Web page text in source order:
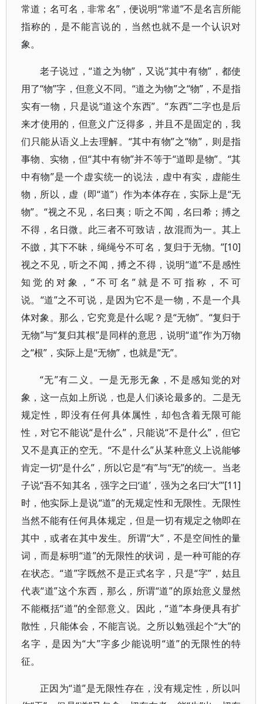
常道；名可名，非常名”，便说明“常道”不是名言所能
指称的，是不能言说的，当然也就不是一个认识对
象。
老子说过，“道之为物”，又说“其中有物”，都使
用了“物”字，但意义不同。“道之为物”之“物”，不是指
实有一物，只是说“道这个东西”。“东西”二字也是后
来才使用的，但意义广泛得多，并且不是固定的，我
们只能从语义上去理解。“其中有物”之“物”，则是指
事物、实物，但“其中有物”并不等于“道即是物”。“其
中有物”是一个虚实统一的说法，虚中有实，虚能生
物，所以，虚（即“道”）作为本体存在，实际上是“无
物”。“视之不见，名曰夷；听之不闻，名曰希；搏之
不得，名日微。此三者不可致诘，故混而为一。其上
不皦，其下不昧，绳绳兮不可名，复归于无物。”[10]
视之不见，听之不闻，搏之不得，说明“道”不是感性
知觉的对象，“不可名”就是不可指称，不可
说。“道”之不可说，是因为它不是一物，不是一个具
体对象。那么，它究竟是什么呢？是“无物”。“复归于
无物”与“复归其根”是同样的意思，说明“道”作为万物
之“根”，实际上是“无物”，也就是“无”。
“无”有二义。一是无形无象，不是感知觉的对
象，这一点如上所说，也是人们谈论最多的。二是无
规定性，即没有任何具体属性，却包含着无限可能
性，对它不能说“是什么”，只能说“不是什么”，但它
又不是真正的空无。“不是什么”从某种意义上说能够
肯定一切“是什么”，所以它是“有”与“无”的统一。当老
子说“吾不知其名，强字之曰‘道’，强为之名曰‘大’”[11]
时，他实际上是说“道”的无规定性和无限性。无限性
当然不能有任何具体规定，但是一切有规定之物即在
其中，或者在其中发生。所谓“大”，不是空间性的量
词，而是标明“道”的无限性的状词，是一种可能的存
在状态。“道”字既然不是正式名字，只是“字”，姑且
代表“道”这个东西，那么，所谓“道”的原始意义显然
不能概括“道”的全部意义。因此，“道”本身便具有扩
散性，只能体会，不能言说。之所以勉强起个“大”的
名字，是因为“大”字多少能说明“道”的无限性的特
征。
正因为“道”是无限性存在，没有规定性，所以叫